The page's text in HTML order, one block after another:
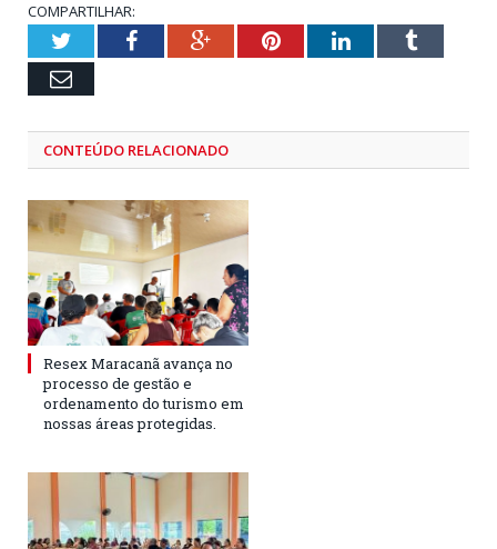
COMPARTILHAR:
TwitterFacebookGoogle+PinterestLinkedInTumblr
Email
CONTEÚDO RELACIONADO
Resex Maracanã avança no
processo de gestão e
ordenamento do turismo em
nossas áreas protegidas.